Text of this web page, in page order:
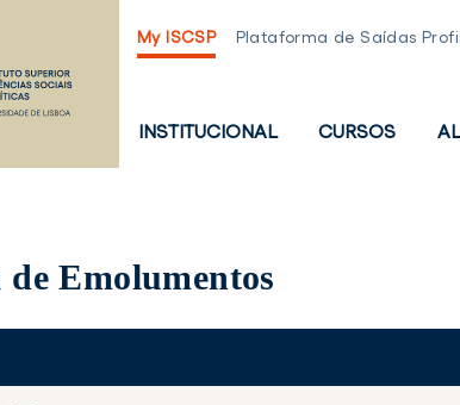
My ISCSP Plataforma de Saídas
PÁGINA
INSTITUCIONAL CURSOS
de Emolumentos